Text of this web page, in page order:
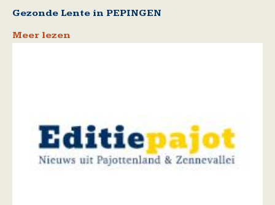
Gezonde Lente in PEPINGEN
Meer lezen